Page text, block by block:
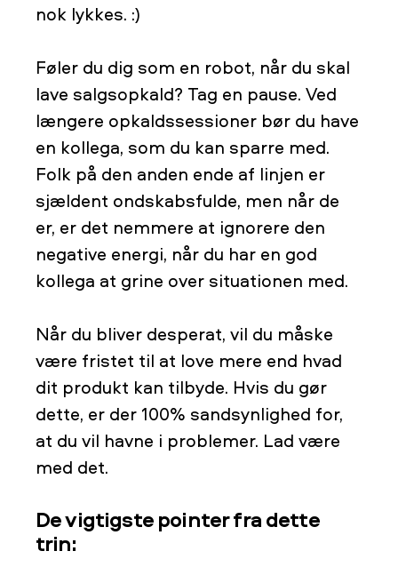
nok lykkes. :)
Føler du dig som en robot, når du skal
lave salgsopkald? Tag en pause. Ved
længere opkaldssessioner bør du have
en kollega, som du kan sparre med.
Folk på den anden ende af linjen er
sjældent ondskabsfulde, men når de
er, er det nemmere at ignorere den
negative energi, når du har en god
kollega at grine over situationen med.
Når du bliver desperat, vil du måske
være fristet til at love mere end hvad
dit produkt kan tilbyde. Hvis du gør
dette, er der 100% sandsynlighed for,
at du vil havne i problemer. Lad være
med det.
De vigtigste pointer fra dette
trin: